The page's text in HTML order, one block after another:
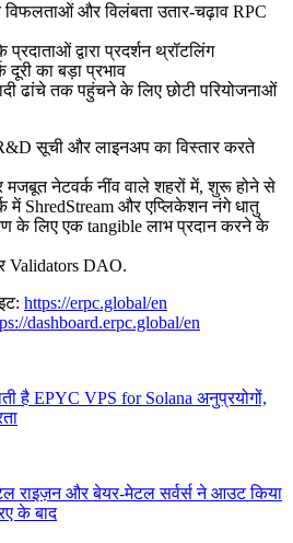
और विलंबता उतार-चढ़ाव RPC
द्वारा प्रदर्शन थ्रॉटलिंग
दूरी का बड़ा प्रभाव
ढांचे तक पहुंचने के लिए छोटी परियोजनाओं
सूची और लाइनअप का विस्तार करते
मजबूत नेटवर्क नींव वाले शहरों में, शुरू होने से
में ShredStream और एप्लिकेशन नंगे धातु
के लिए एक tangible लाभ प्रदान करने के
Validators DAO.
https://erpc.global/en
dashboard.erpc.global/en
है EPYC VPS for Solana अनुप्रयोगों,
राइज़न और बेयर-मेटल सर्वर्स ने आउट किया
के बाद